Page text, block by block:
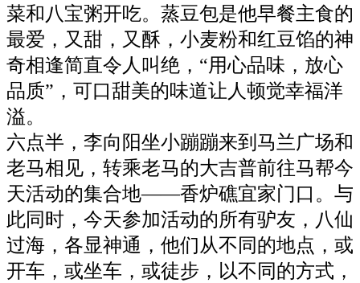
菜和八宝粥开吃。蒸豆包是他早餐主食的
最爱，又甜，又酥，小麦粉和红豆馅的神
奇相逢简直令人叫绝，“用心品味，放心
品质”，可口甜美的味道让人顿觉幸福洋
溢。
六点半，李向阳坐小蹦蹦来到马兰广场和
老马相见，转乘老马的大吉普前往马帮今
天活动的集合地——香炉礁宜家门口。与
此同时，今天参加活动的所有驴友，八仙
过海，各显神通，他们从不同的地点，或
开车，或坐车，或徒步，以不同的方式，